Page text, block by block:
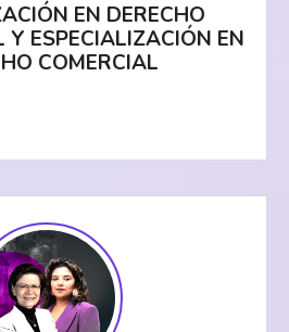
EN DERECHO
ESPECIALIZACIÓN EN
COMERCIAL